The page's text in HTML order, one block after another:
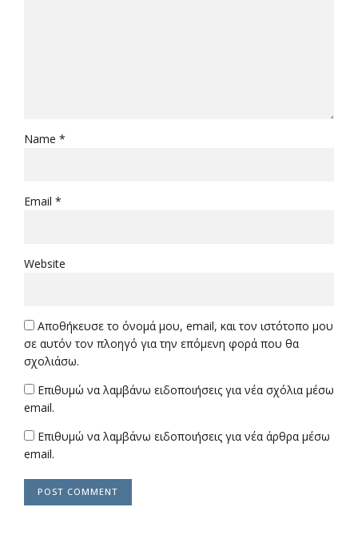
Name *
Email *
Website
Αποθήκευσε το όνομά μου, email, και τον ιστότοπο μου
σε αυτόν τον πλοηγό για την επόμενη φορά που θα
σχολιάσω.
Επιθυμώ να λαμβάνω ειδοποιήσεις για νέα σχόλια μέσω
email.
Επιθυμώ να λαμβάνω ειδοποιήσεις για νέα άρθρα μέσω
email.
POST COMMENT